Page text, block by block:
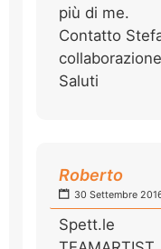
più di me.
Contatto
Saluti
Roberto
30 Settembre
Spett.le